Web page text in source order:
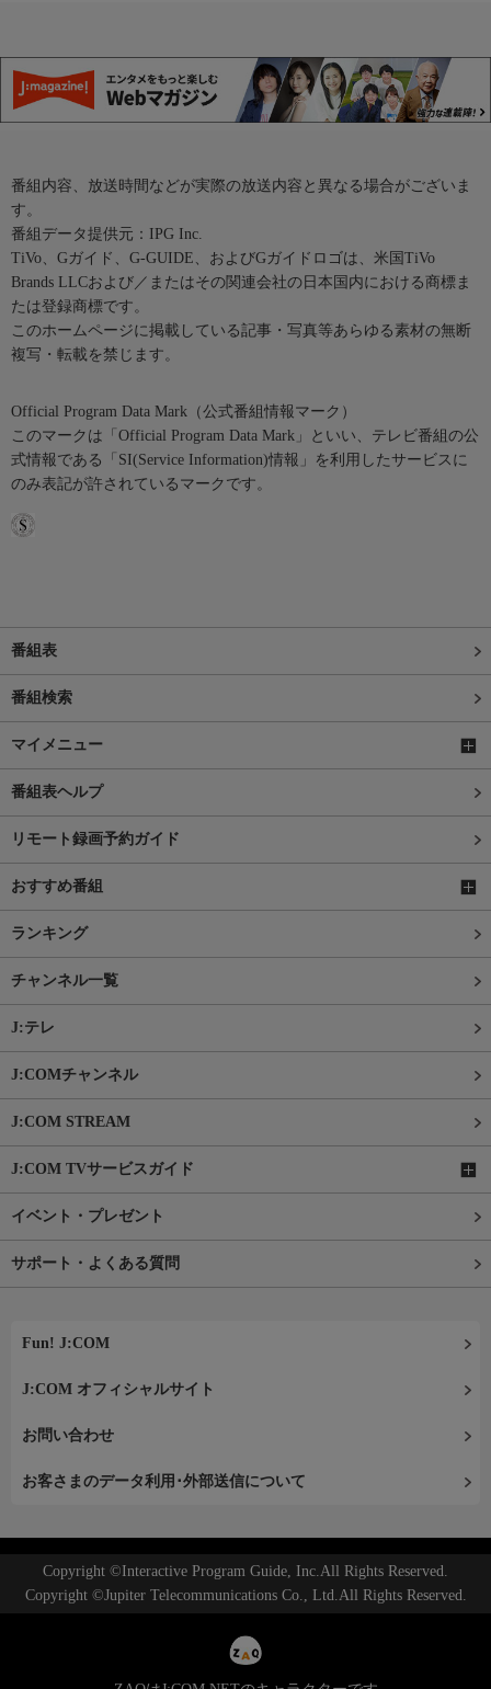
番組内容、放送時間などが実際の放送内容と異なる場合がございま
す。
番組データ提供元：IPG Inc.
TiVo、Gガイド、G-GUIDE、およびGガイドロゴは、米国TiVo
Brands LLCおよび／またはその関連会社の日本国内における商標ま
たは登録商標です。
このホームページに掲載している記事・写真等あらゆる素材の無断
複写・転載を禁じます。
Official Program Data Mark（公式番組情報マーク）
このマークは「Official Program Data Mark」といい、テレビ番組の公
式情報である「SI(Service Information)情報」を利用したサービスに
のみ表記が許されているマークです。
番組表
番組検索
マイメニュー
番組表ヘルプ
リモート録画予約ガイド
おすすめ番組
ランキング
チャンネル一覧
J:テレ
J:COMチャンネル
J:COM STREAM
J:COM TVサービスガイド
イベント・プレゼント
サポート・よくある質問
Fun! J:COM
J:COM オフィシャルサイト
お問い合わせ
お客さまのデータ利用･外部送信について
Copyright ©Interactive Program Guide, Inc.All Rights Reserved.
Copyright ©Jupiter Telecommunications Co., Ltd.All Rights Reserved.